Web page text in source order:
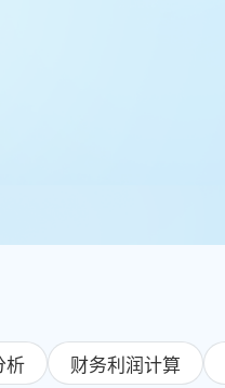
析 财务利润计算